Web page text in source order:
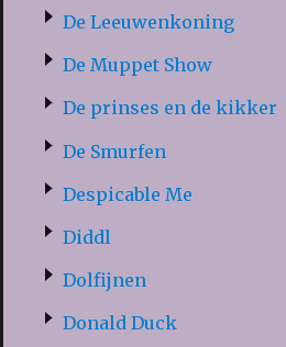
De Leeuwenkoning
De Muppet Show
De prinses en de kikker
De Smurfen
Despicable Me
Diddl
Dolfijnen
Donald Duck